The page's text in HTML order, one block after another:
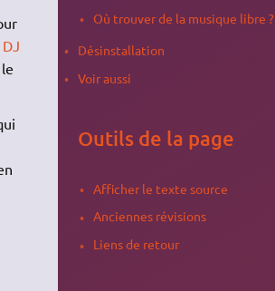
DJ
Où trouver de la musique libre ?
Désinstallation
Voir aussi
Outils de la page
Afficher le texte source
Anciennes révisions
Liens de retour